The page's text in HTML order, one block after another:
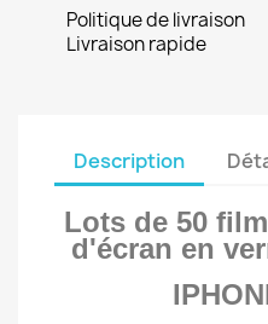
Politique de livraison
Livraison rapide
Description
Lots de 50
d'écran en